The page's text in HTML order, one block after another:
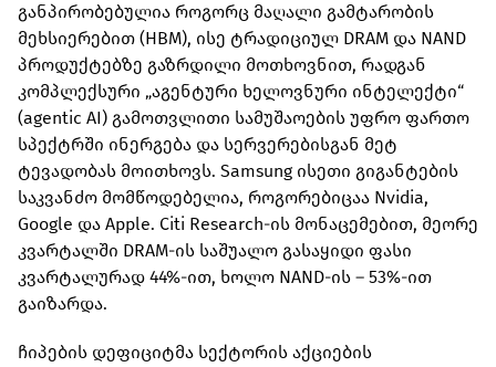
განპირობებულია როგორც მაღალი გამტარობის
მეხსიერებით (HBM), ისე ტრადიციულ DRAM და NAND
პროდუქტებზე გაზრდილი მოთხოვნით, რადგან
კომპლექსური „აგენტური ხელოვნური ინტელექტი“
(agentic AI) გამოთვლითი სამუშაოების უფრო ფართო
სპექტრში ინერგება და სერვერებისგან მეტ
ტევადობას მოითხოვს. Samsung ისეთი გიგანტების
საკვანძო მომწოდებელია, როგორებიცაა Nvidia,
Google და Apple. Citi Research-ის მონაცემებით, მეორე
კვარტალში DRAM-ის საშუალო გასაყიდი ფასი
კვარტალურად 44%-ით, ხოლო NAND-ის – 53%-ით
გაიზარდა.
ჩიპების დეფიციტმა სექტორის აქციების